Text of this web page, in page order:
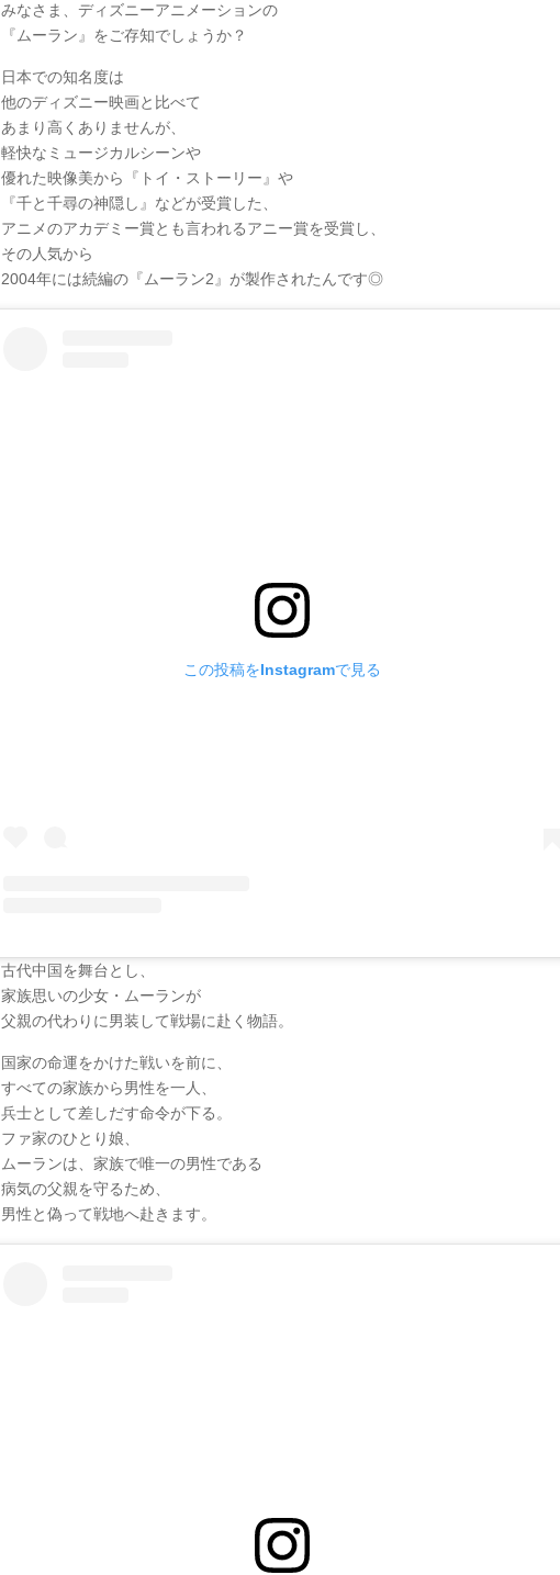
みなさま、ディズニーアニメーションの
『ムーラン』をご存知でしょうか？
日本での知名度は
他のディズニー映画と比べて
あまり高くありませんが、
軽快なミュージカルシーンや
優れた映像美から『トイ・ストーリー』や
『千と千尋の神隠し』などが受賞した、
アニメのアカデミー賞とも言われるアニー賞を受賞し、
その人気から
2004年には続編の『ムーラン2』が製作されたんです◎
この投稿をInstagramで見る
古代中国を舞台とし、
家族思いの少女・ムーランが
父親の代わりに男装して戦場に赴く物語。
国家の命運をかけた戦いを前に、
すべての家族から男性を一人、
兵士として差しだす命令が下る。
ファ家のひとり娘、
ムーランは、家族で唯一の男性である
病気の父親を守るため、
男性と偽って戦地へ赴きます。